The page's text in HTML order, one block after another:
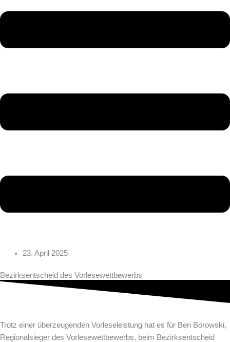
23. April 2025
Bezirksentscheid des Vorlesewettbewerbs
Trotz einer überzeugenden Vorleseleistung hat es für Ben Borowski,
Regionalsieger des Vorlesewettbewerbs, beim Bezirksentscheid